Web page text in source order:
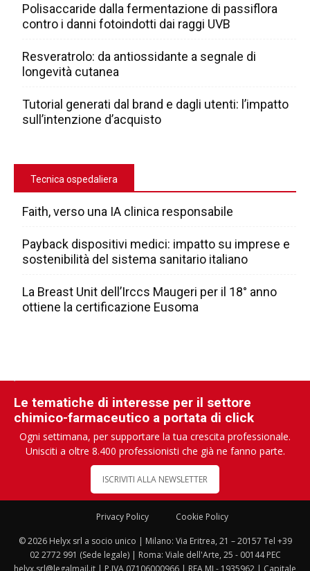
Polisaccaride dalla fermentazione di passiflora
contro i danni fotoindotti dai raggi UVB
Resveratrolo: da antiossidante a segnale di
longevità cutanea
Tutorial generati dal brand e dagli utenti: l’impatto
sull’intenzione d’acquisto
Tecnica ospedaliera
Faith, verso una IA clinica responsabile
Payback dispositivi medici: impatto su imprese e
sostenibilità del sistema sanitario italiano
La Breast Unit dell’Irccs Maugeri per il 18° anno
ottiene la certificazione Eusoma
Le tematiche di interesse per il settore
chimico-farmaceutico a portata di click
Ogni settimana, per supportare la tua crescita professionale.
Unisciti a oltre 8.400 professionisti che già ne fanno parte.
ISCRIVITI ALLA NEWSLETTER
Privacy Policy Cookie Policy
© 2026 Helyx srl a socio unico | Milano: Via Eritrea, 21 – 20157 Tel +39
02 2772 991 (Sede legale) | Roma: Viale dell'Arte, 25 - 00144 PEC
helyx.srl@legalmail.it | P.IVA 07106000966 | REA MI - 1935962 | Capitale